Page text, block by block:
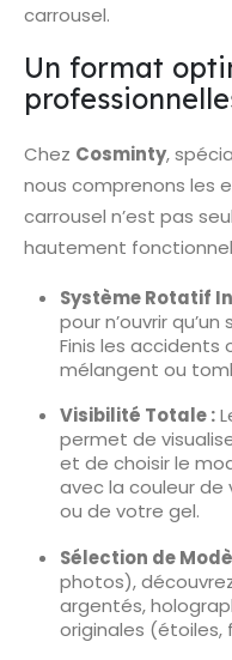
carrousel.
Un format
Chez Cosminty,
nous comprenons les
carrousel n’est pas
hautement
Système Rotatif
pour n’ouvrir
Finis les
mélangent ou
Visibilité Totale :
permet de
et de choisir le
avec la couleur
ou de votre gel.
Sélection de
photos),
argentés,
originales (étoiles,